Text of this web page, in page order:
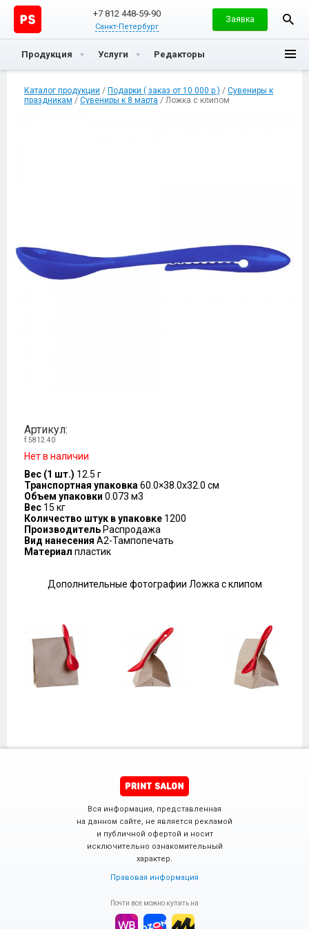
+7 812 448-59-90
Санкт-Петербург
Заявка
Продукция Услуги Редакторы
Каталог продукции / Подарки ( заказ от 10 000 р ) / Сувениры к
праздникам / Сувениры к 8 марта / Ложка с клипом
Артикул:
f.5812.40
Нет в наличии
Вес (1 шт.) 12.5 г
Транспортная упаковка 60.0×38.0x32.0 см
Объем упаковки 0.073 м3
Вес 15 кг
Количество штук в упаковке 1200
Производитель Распродажа
Вид нанесения A2-Тампопечать
Материал пластик
Дополнительные фотографии Ложка с клипом
Вся информация, представленная
на данном сайте, не является рекламой
и публичной офертой и носит
исключительно ознакомительный
характер.
Правовая информация
Почти все можно купить на